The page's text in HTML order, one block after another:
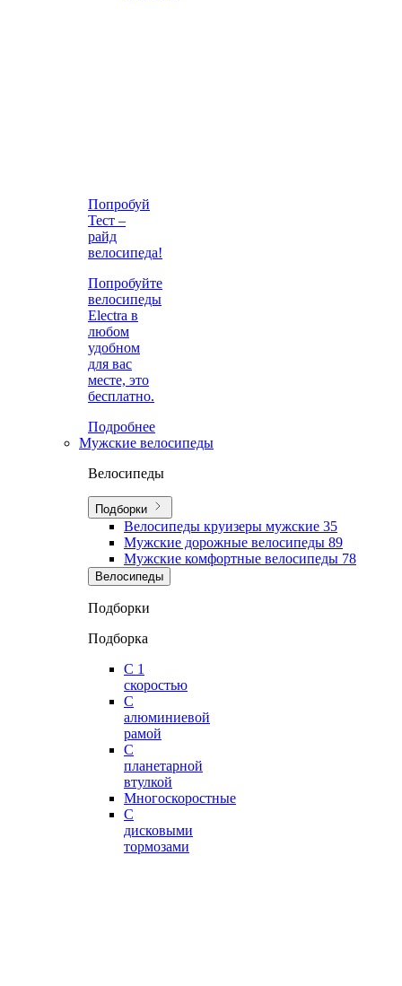
Попробуй
Тест –
райд
велосипеда!
Попробуйте
велосипеды
Electra в
любом
удобном
для вас
месте, это
бесплатно.
Подробнее
Мужские велосипеды
Велосипеды
Подборки
Велосипеды круизеры мужские 35
Мужские дорожные велосипеды 89
Мужские комфортные велосипеды 78
Велосипеды
Подборки
Подборка
С 1
скоростью
С
алюминиевой
рамой
С
планетарной
втулкой
Многоскоростные
С
дисковыми
тормозами